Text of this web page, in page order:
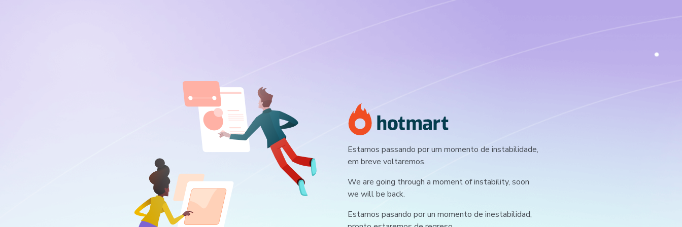
Estamos passando por um momento de instabilidade,
em breve voltaremos.
We are going through a moment of instability, soon
we will be back.
Estamos pasando por un momento de inestabilidad,